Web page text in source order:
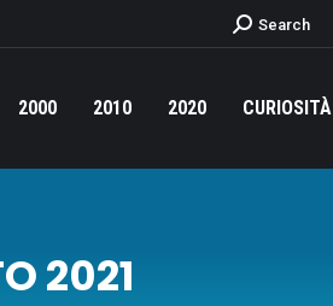
Cerca:Search
2000 2010 2020 CURIOSITÀ
2021